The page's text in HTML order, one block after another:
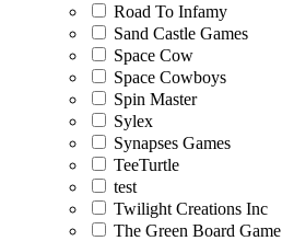
Road To Infamy
Sand Castle Games
Space Cow
Space Cowboys
Spin Master
Sylex
Synapses Games
TeeTurtle
test
Twilight Creations Inc
The Green Board Game